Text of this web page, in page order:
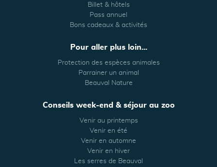
Billet & hôtels
Pass annuel
Bons cadeaux & activités
Pour aller plus loin...
Protection des espèces animales
Parrainer un animal
Beauval Nature
Conseils week-end & séjour au zoo
Venir au printemps
Venir en été
Venir en automne
Venir en hiver
Les serres de Beauval